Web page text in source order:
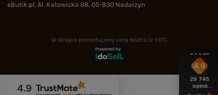
eButik.pl,Al. Katowicka 68,05-830 Nadarzyn
W sklepie prezentujemy ceny brutto (z VAT).
4.9
4.9
29 745
opinii
z całego